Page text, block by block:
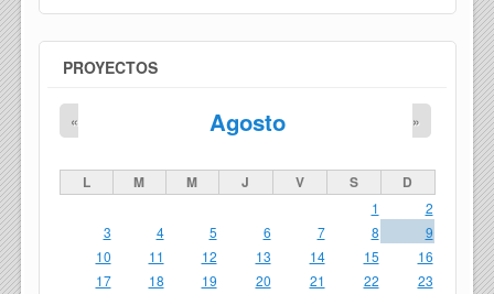
PROYECTOS
Agosto
« »
L M M J V S D
1
2
3
4 5 6 7 8
9
10
11 12 13 14 15
16
17
18 19 20 21 22
23